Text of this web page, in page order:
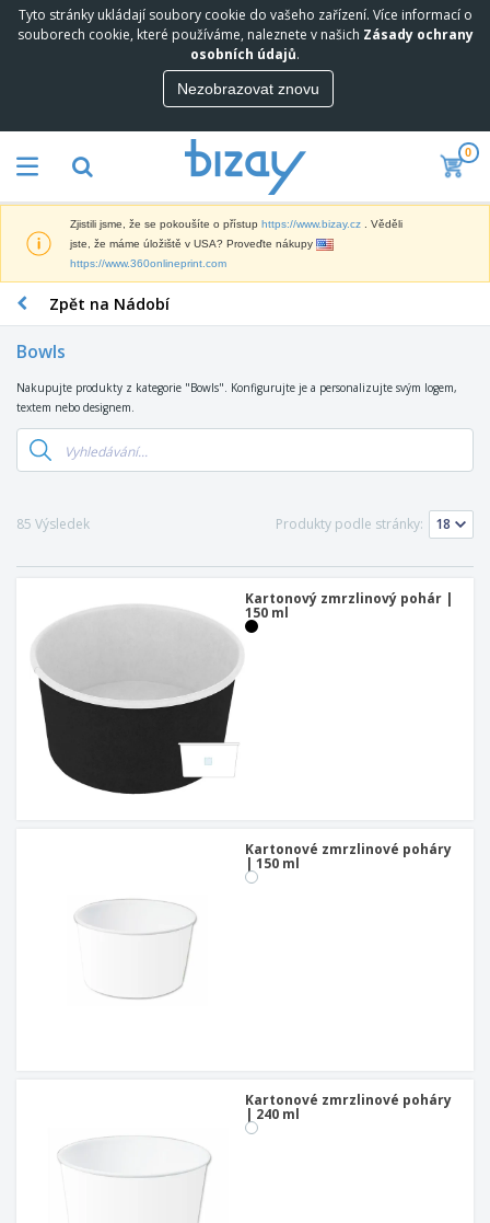
Tyto stránky ukládají soubory cookie do vašeho zařízení. Více informací o
souborech cookie, které používáme, naleznete v našich Zásady ochrany
osobních údajů.
Nezobrazovat znovu
0
Zjistili jsme, že se pokoušíte o přístup https://www.bizay.cz
. Věděli
jste, že máme úložiště v USA? Proveďte nákupy
https://www.360onlineprint.com
Zpět na Nádobí
Bowls
Nakupujte produkty z kategorie "Bowls". Konfigurujte je a personalizujte svým logem,
textem nebo designem.
85 Výsledek Produkty podle stránky:
Kartonový zmrzlinový pohár |
150 ml
Kartonové zmrzlinové poháry
| 150 ml
Kartonové zmrzlinové poháry
| 240 ml